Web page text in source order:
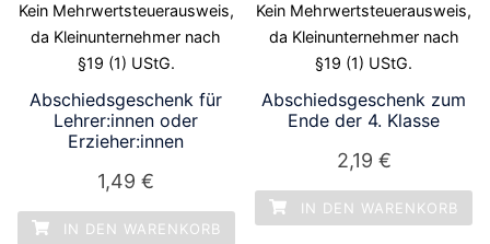
Kein Mehrwertsteuerausweis,
da Kleinunternehmer nach
§19 (1) UStG.
Abschiedsgeschenk für
Lehrer:innen oder
Erzieher:innen
1,49€
IN DEN WARENKORB
Kein Mehrwertsteuerausweis,
da Kleinunternehmer nach
§19 (1) UStG.
Abschiedsgeschenk zum
Ende der 4. Klasse
2,19 €
IN DEN WARENKORB